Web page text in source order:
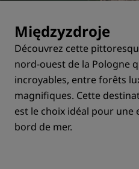
Międzyzdroje
Découvrez cette
nord-ouest de la Pologne
incroyables, entre forêts
magnifiques. Cette
est le choix idéal pour une
bord de mer.